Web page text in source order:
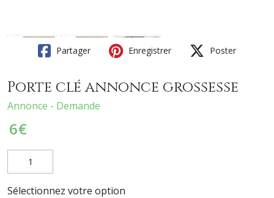
Partager Enregistrer Poster
Porte clé annonce grossesse
Annonce - Demande
6€
Sélectionnez votre option